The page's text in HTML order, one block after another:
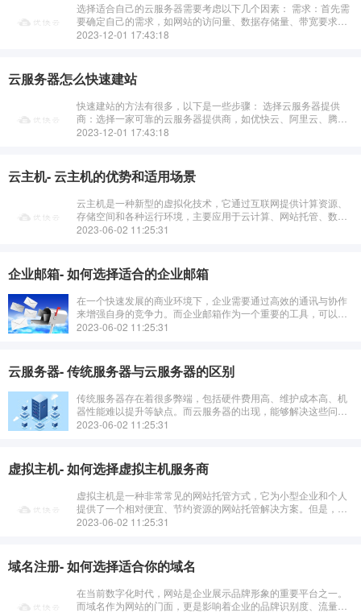
选择适合自己的云服务器需要考虑以下几个因素： 需求：首先需
要确定自己的需求，如网站的访问量、数据存储量、带宽要求
等。预算：根据自己的预算选择适合的云服务器配置和价格。操
2023-12-01 17:43:18
云服务器怎么快速建站
快速建站的方法有很多，以下是一些步骤： 选择云服务器提供
商：选择一家可靠的云服务器提供商，如优快云、阿里云、腾讯
云、华为云等。注册账号并购买云服务器：注册云服务器提供商
2023-12-01 17:43:18
云主机- 云主机的优势和适用场景
云主机是一种新型的虚拟化技术，它通过互联网提供计算资源、
存储空间和各种运行环境，主要应用于云计算、网站托管、数据
备份、电子商务等领域。那么，云主机相比其他虚拟主机有哪些
2023-06-02 11:25:31
企业邮箱- 如何选择适合的企业邮箱
在一个快速发展的商业环境下，企业需要通过高效的通讯与协作
来增强自身的竞争力。而企业邮箱作为一个重要的工具，可以使
企业内部更好地进行沟通和联系，提高工作效率。那么，如何选
2023-06-02 11:25:31
云服务器- 传统服务器与云服务器的区别
传统服务器存在着很多弊端，包括硬件费用高、维护成本高、机
器性能难以提升等缺点。而云服务器的出现，能够解决这些问
题。云服务器可以自由调整机器配置，保证服务的稳定性和性
2023-06-02 11:25:31
虚拟主机- 如何选择虚拟主机服务商
虚拟主机是一种非常常见的网站托管方式，它为小型企业和个人
提供了一个相对便宜、节约资源的网站托管解决方案。但是，如
何在众多的虚拟主机服务商中选择出一家性价比高、安全可靠的
2023-06-02 11:25:31
域名注册- 如何选择适合你的域名
在当前数字化时代，网站是企业展示品牌形象的重要平台之一。
而域名作为网站的门面，更是影响着企业的品牌识别度、流量和